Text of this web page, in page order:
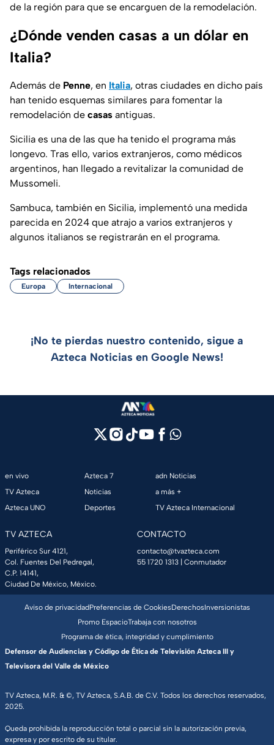
de la región para que se encarguen de la remodelación.
¿Dónde venden casas a un dólar en
Italia?
Además de Penne, en Italia, otras ciudades en dicho país
han tenido esquemas similares para fomentar la
remodelación de casas antiguas.
Sicilia es una de las que ha tenido el programa más
longevo. Tras ello, varios extranjeros, como médicos
argentinos, han llegado a revitalizar la comunidad de
Mussomeli.
Sambuca, también en Sicilia, implementó una medida
parecida en 2024 que atrajo a varios extranjeros y
algunos italianos se registrarán en el programa.
Tags relacionados
Europa Internacional
¡No te pierdas nuestro contenido, sigue a
Azteca Noticias en Google News!
en vivo
TV Azteca
Azteca UNO
Azteca 7
Noticias
Deportes
adn Noticias
a más +
TV Azteca Internacional
TV AZTECA
Periférico Sur 4121,
Col. Fuentes Del Pedregal,
C.P. 14141,
Ciudad De México, México.
CONTACTO
contacto@tvazteca.com
55 1720 1313 | Conmutador
TV Azteca, M.R. & ©, TV Azteca, S.A.B. de C.V. Todos los derechos reservados,
2025.
Queda prohibida la reproducción total o parcial sin la autorización previa,
expresa y por escrito de su titular.
Aviso de privacidadPreferencias de CookiesDerechosInversionistas
Promo EspacioTrabaja con nosotros
Programa de ética, integridad y cumplimiento
Defensor de Audiencias y Código de Ética de Televisión Azteca III y
Televisora del Valle de México